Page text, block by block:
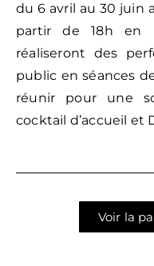
du 6 avril au 30 juin
partir de 18h en
réaliseront des
public en séances
réunir pour une
cocktail d’accueil et
Voir la